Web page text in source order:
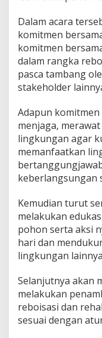
Dalam acara
komitmen
komitmen
dalam rangka
pasca tambang
stakeholder
Adapun
menjaga,
lingkungan agar
memanfaatkan
keberlangsungan
Kemudian turut
melakukan
pohon serta aksi
hari dan
lingkungan
Selanjutnya akan
melakukan
reboisasi dan
sesuai dengan